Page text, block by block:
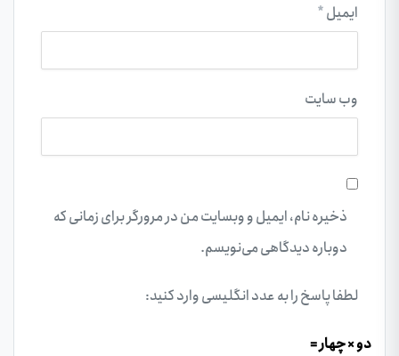
ایمیل*
وب‌ سایت
ذخیره نام، ایمیل و وبسایت من در مرورگر برای زمانی که
دوباره دیدگاهی می‌نویسم.
لطفا پاسخ را به عدد انگلیسی وارد کنید:
دو × چهار =